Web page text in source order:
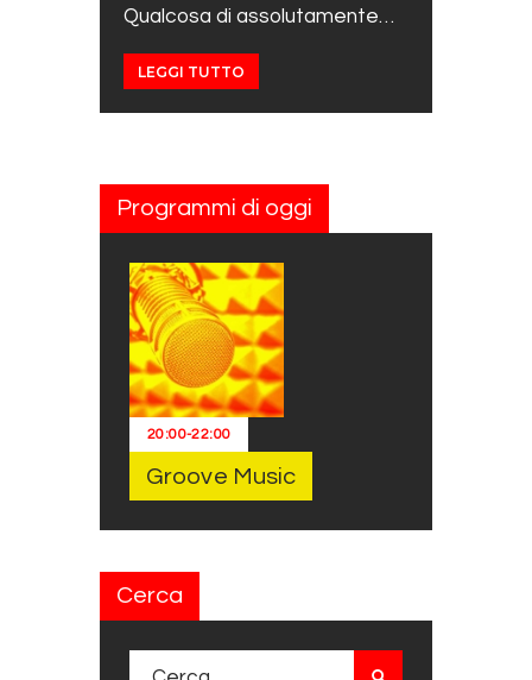
Qualcosa di assolutamente…
LEGGI TUTTO
Programmi di oggi
20:00-22:00
Groove Music
Cerca